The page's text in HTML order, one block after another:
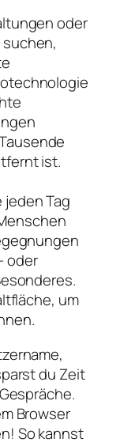
oder
ist.
Tag
oder
um
du Zeit
Browser
So kannst